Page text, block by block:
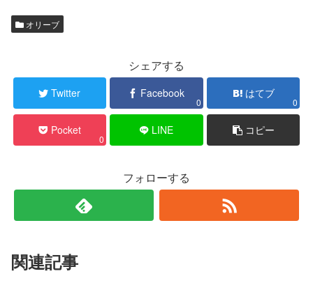
オリーブ
シェアする
Twitter Facebook
0
はてブ
0
Pocket
0
LINE コピー
フォローする
関連記事